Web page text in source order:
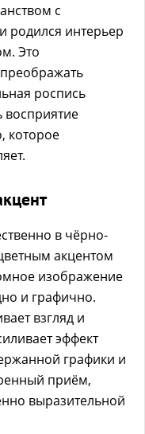
с
родился интерьер
Это
преображать
роспись
восприятие
которое
в чёрно-
акцентом
изображение
и графично.
взгляд и
эффект
графики и
приём,
выразительной